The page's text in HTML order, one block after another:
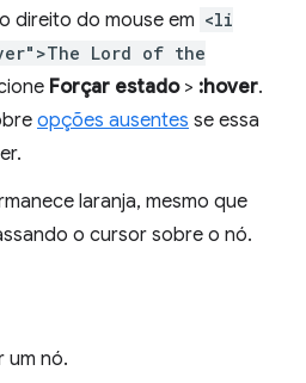
direito do mouse em <li
Lord of the
Forçar estado> :hover.
opções ausentes se essa
laranja, mesmo que
o cursor sobre o nó.
um nó.